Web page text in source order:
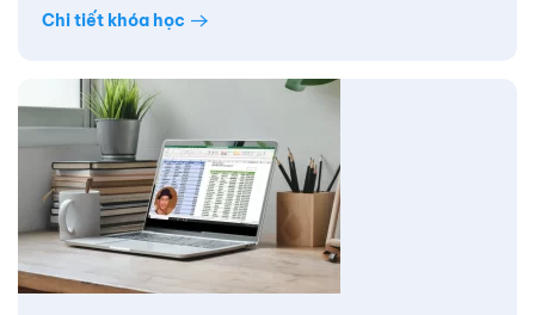
Chi tiết khóa học